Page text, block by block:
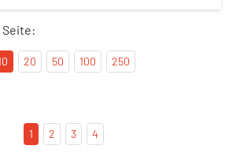
Seite:
20 50 100 250
1 2 3 4